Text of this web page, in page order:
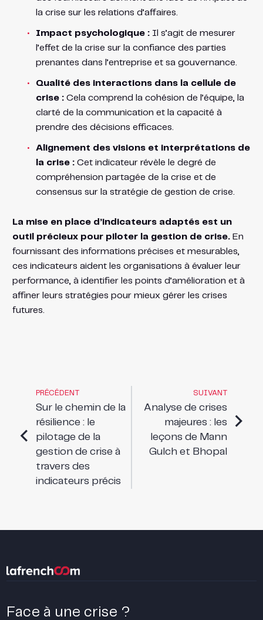
la crise sur les relations d’affaires.
Impact psychologique :Il s’agit de mesurer
l’effet de la crise sur la confiance des parties
prenantes dans l’entreprise et sa gouvernance.
Qualité des interactions dans la cellule de
crise :Cela comprend la cohésion de l’équipe, la
clarté de la communication et la capacité à
prendre des décisions efficaces.
Alignement des visions et interprétations de
la crise :Cet indicateur révèle le degré de
compréhension partagée de la crise et de
consensus sur la stratégie de gestion de crise.
La mise en place d’indicateurs adaptés est un
outil précieux pour piloter la gestion de crise.En
fournissant des informations précises et mesurables,
ces indicateurs aident les organisations à évaluer leur
performance, à identifier les points d’amélioration et à
affiner leurs stratégies pour mieux gérer les crises
futures.
PRÉCÉDENT
Sur le chemin de la
résilience : le
pilotage de la
gestion de crise à
travers des
indicateurs précis
SUIVANT
Analyse de crises
majeures : les
leçons de Mann
Gulch et Bhopal
Face à une crise ?